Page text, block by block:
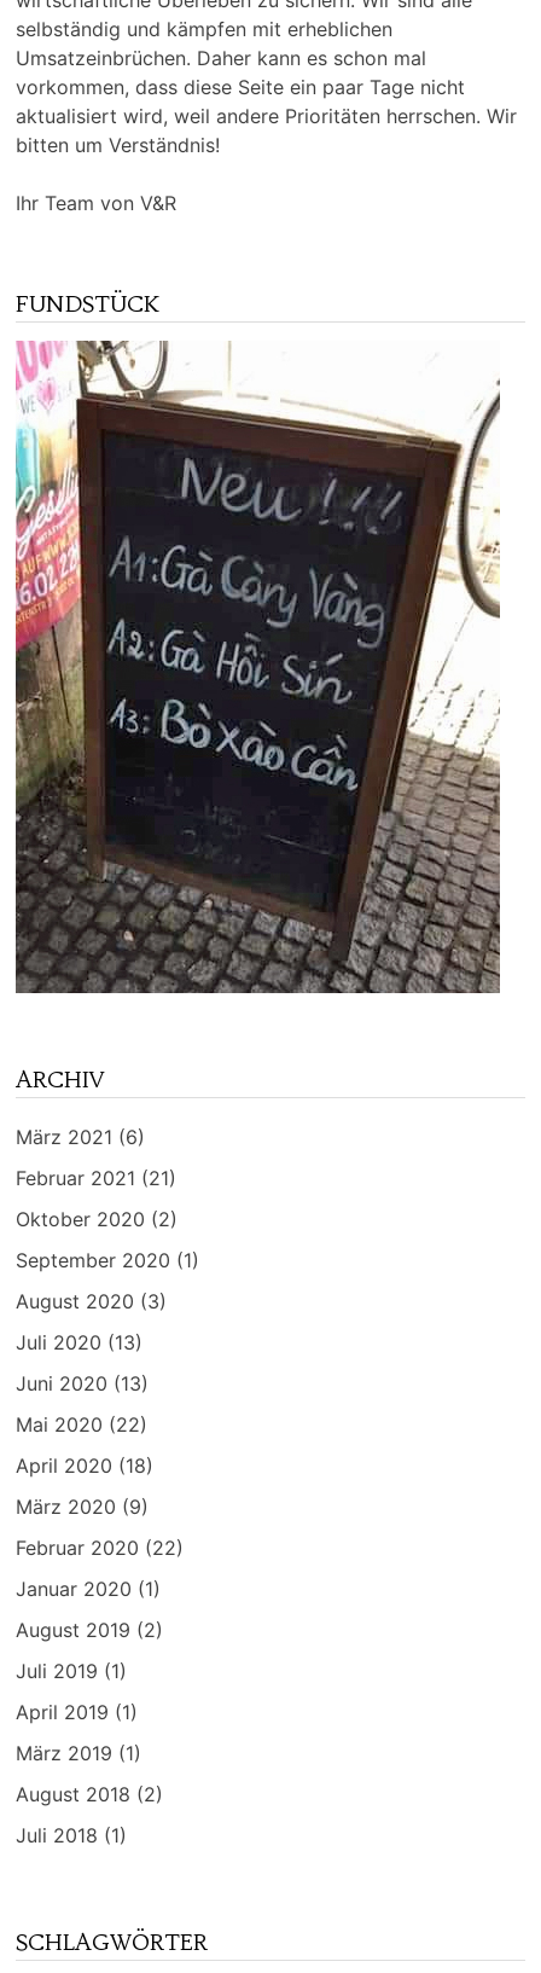
selbständig und kämpfen mit erheblichen
Umsatzeinbrüchen. Daher kann es schon mal
vorkommen, dass diese Seite ein paar Tage nicht
aktualisiert wird, weil andere Prioritäten herrschen. Wir
bitten um Verständnis!
Ihr Team von V&R
FUNDSTÜCK
ARCHIV
März 2021 (6)
Februar 2021 (21)
Oktober 2020 (2)
September 2020 (1)
August 2020 (3)
Juli 2020 (13)
Juni 2020 (13)
Mai 2020 (22)
April 2020 (18)
März 2020 (9)
Februar 2020 (22)
Januar 2020 (1)
August 2019 (2)
Juli 2019 (1)
April 2019 (1)
März 2019 (1)
August 2018 (2)
Juli 2018 (1)
SCHLAGWÖRTER